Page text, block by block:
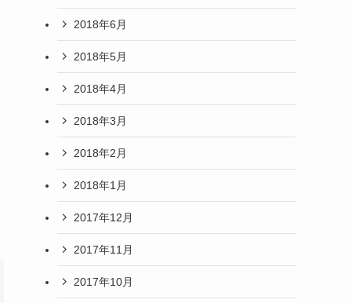
2018年6月
2018年5月
2018年4月
2018年3月
2018年2月
2018年1月
2017年12月
2017年11月
2017年10月